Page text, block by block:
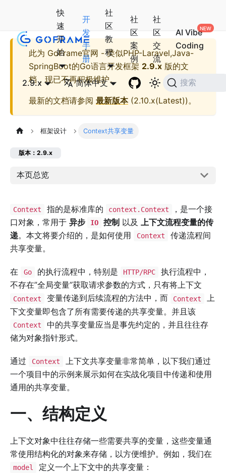
快
速
开
始
开
发
手
册
社
区
教
程
社
区
案
例
社
区
交
流
AI Vibe
Coding
2.9.x 简体中文 搜索
此为 GoFrame官网 - 类似PHP-Laravel,Java-
SpringBoot的Go语言开发框架 2.9.x 版的文
档，现已不再积极维护。
最新的文档请参阅 最新版本(2.10.x(Latest))。
框架设计 Context共享变量
版本：2.9.x
本页总览
Context 指的是标准库的 context.Context
，是一个接
口对象，常用于 异步 IO 控制以及
上下文流程变量的传
递。本文将要介绍的，是如何使用 Context
传递流程间
共享变量。
在 Go 的执行流程中，特别是 HTTP/RPC
执行流程中，
不存在”全局变量”获取请求参数的方式，只有将上下文
Context 变量传递到后续流程的方法中，而 Context
上
下文变量即包含了所有需要传递的共享变量。并且该
Context
中的共享变量应当是事先约定的，并且往往存
储为对象指针形式。
通过 Context
上下文共享变量非常简单，以下我们通过
一个项目中的示例来展示如何在实战化项目中传递和使用
通用的共享变量。
一、结构定义
上下文对象中往往存储一些需要共享的变量，这些变量通
常使用结构化的对象来存储，以方便维护。例如，我们在
model 定义一个上下文中的共享变量：